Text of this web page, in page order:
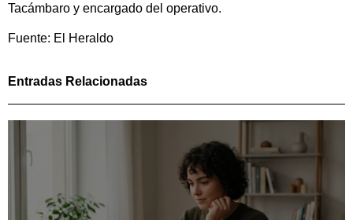
Tacámbaro y encargado del operativo.
Fuente: El Heraldo
Entradas Relacionadas